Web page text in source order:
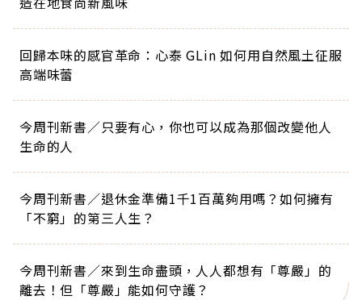
回歸本味的感官革命：心泰 GLin 如何用自然風土征服
高端味蕾
今周刊新書／只要有心，你也可以成為那個改變他人
生命的人
今周刊新書／退休金準備1千1百萬夠用嗎？如何擁有
「不窮」的第三人生？
今周刊新書／來到生命盡頭，人人都想有「尊嚴」的
離去！但「尊嚴」能如何守護？